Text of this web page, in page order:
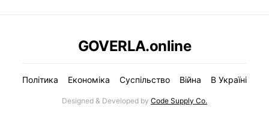
GOVERLA.online
Політика Економіка Суспільство Війна В Україні
Designed & Developed by Code Supply Co.